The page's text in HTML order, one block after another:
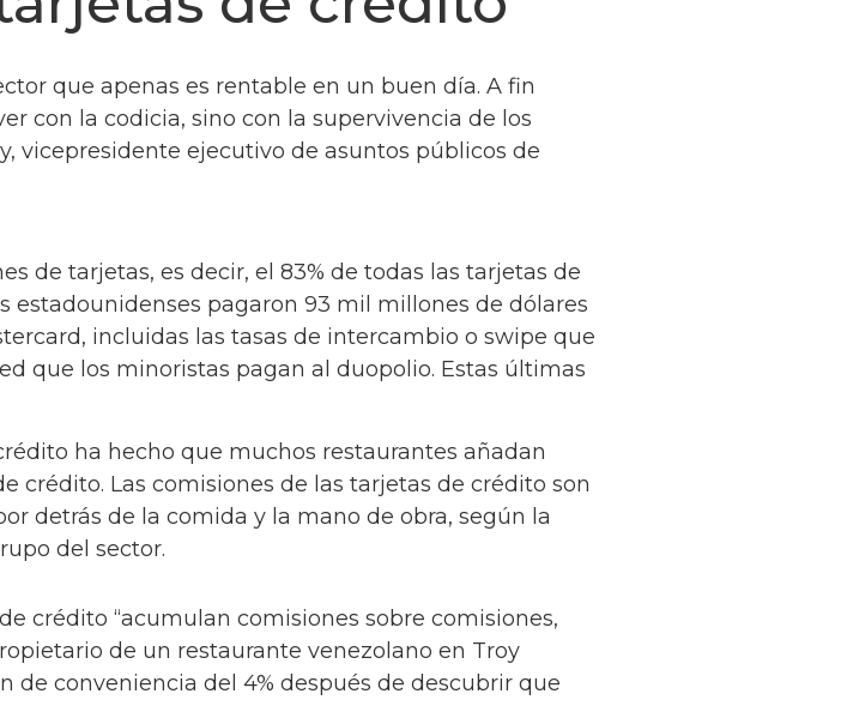
que apenas es rentable en un buen día. A fin
con la codicia, sino con la supervivencia de los
vicepresidente ejecutivo de asuntos públicos de
de tarjetas, es decir, el 83% de todas las tarjetas de
estadounidenses pagaron 93 mil millones de dólares
incluidas las tasas de intercambio o swipe que
que los minoristas pagan al duopolio. Estas últimas
ha hecho que muchos restaurantes añadan
crédito. Las comisiones de las tarjetas de crédito son
detrás de la comida y la mano de obra, según la
del sector.
crédito “acumulan comisiones sobre comisiones,
de un restaurante venezolano en Troy
de conveniencia del 4% después de descubrir que